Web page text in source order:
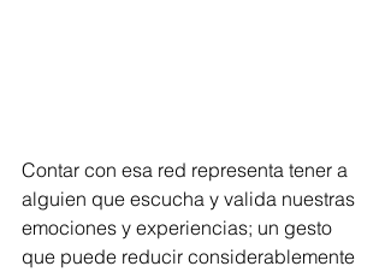
Contar con esa red representa tener a
alguien que escucha y valida nuestras
emociones y experiencias; un gesto
que puede reducir considerablemente